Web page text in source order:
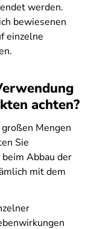
werden.
bewiesenen
einzelne
achten?
Mengen
Sie
Abbau der
mit dem